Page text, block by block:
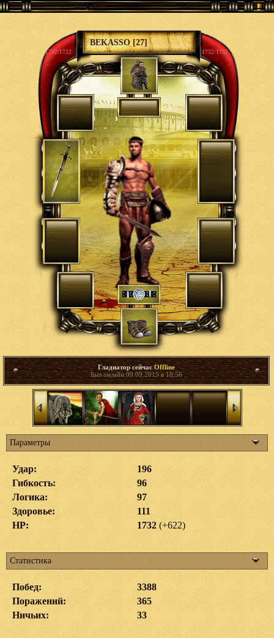
BEKASSO [27]
1732/1732 1732/1732
Гладиатор сейчасOffline
Был онлайн 09.09.2015 в 18:56
Параметры
Удар:
196
Гибкость:
96
Логика:
97
Здоровье:
111
HP:
1732 (+622)
Статистика
Побед:
3388
Поражений:
365
Ничьих:
33